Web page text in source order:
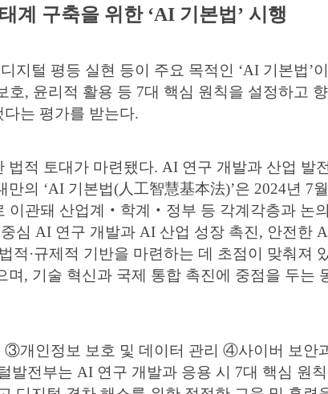
계 구축을 위한 ‘AI 기본법’ 시행
털 평등 실현 등이 주요 목적인 ‘AI 기본법’
, 윤리적 활용 등 7대 핵심 원칙을 설정하고
는 평가를 받는다.
법적 토대가 마련됐다. AI 연구 개발과 산업 발
의 ‘AI 기본법(⼈⼯智慧基本法)’은 2024년 7
이관돼 산업계‧학계‧정부 등 각계각층과 논
심 AI 연구 개발과 AI 산업 성장 촉진, 안전한
·규제적 기반을 마련하는 데 초점이 맞춰져
, 기술 혁신과 국제 통합 촉진에 중점을 두는
개인정보 보호 및 데이터 관리 ④사이버 보안
전부는 AI 연구 개발과 응용 시 7대 핵심 원